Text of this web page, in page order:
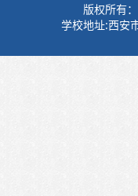
版权所有
学校地址:西安